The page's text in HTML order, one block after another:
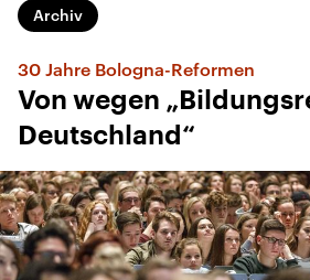
Archiv
30 Jahre Bologna-Reformen
Von wegen
Deutschland“